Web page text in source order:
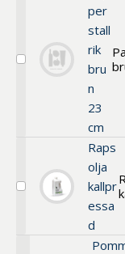
Välj
per
stall
rik
bru
n
23
cm
Välj
Raps
olja
kallpr
essa
d